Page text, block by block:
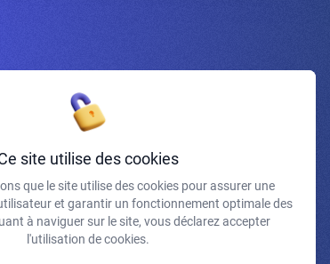
J'accepte de recevoir vos e-mails et confirme avoir pris
connaissance de votre politique de confidentialité et
mentions légales.
site utilise des cookies
que le site utilise des cookies pour assurer une
et garantir un fonctionnement optimale des
à naviguer sur le site, vous déclarez accepter
l'utilisation de cookies.